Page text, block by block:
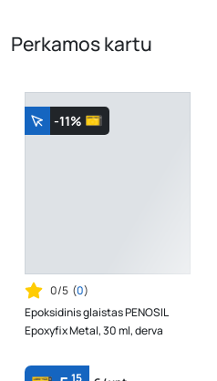
Perkamos kartu
-11%
0/5 (0)
Epoksidinis glaistas PENOSIL
Epoxyfix Metal, 30 ml, derva
15